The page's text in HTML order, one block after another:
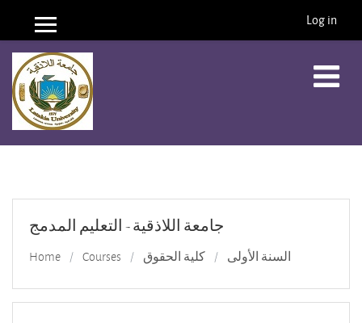
Skip to main content
Side panel Log in
جامعة اللاذقية - التعليم المدمج
Home Courses كلية الحقوق السنة الأولى